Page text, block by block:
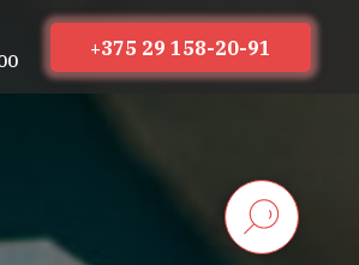
+375 29 158-20-91